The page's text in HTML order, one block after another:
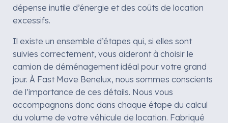
dépense inutile d’énergie et des coûts de location
excessifs.
Il existe un ensemble d’étapes qui, si elles sont
suivies correctement, vous aideront à choisir le
camion de déménagement idéal pour votre grand
jour. À Fast Move Benelux, nous sommes conscients
de l’importance de ces détails. Nous vous
accompagnons donc dans chaque étape du calcul
du volume de votre véhicule de location. Fabriqué